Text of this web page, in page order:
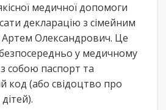
медичної допомоги
декларацію з сімейним
Олександрович. Це
у медичному
собою паспорт та
код (або свідоцтво про